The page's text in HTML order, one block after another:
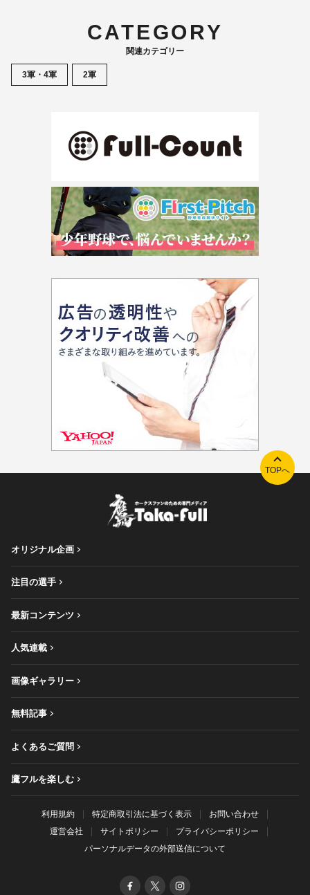
CATEGORY
関連カテゴリー
3軍・4軍 2軍
TOPへ
オリジナル企画
注目の選手
最新コンテンツ
人気連載
画像ギャラリー
無料記事
よくあるご質問
鷹フルを楽しむ
利用規約 特定商取引法に基づく表示
お問い合わせ
運営会社
サイトポリシー
プライバシーポリシー
パーソナルデータの外部送信について